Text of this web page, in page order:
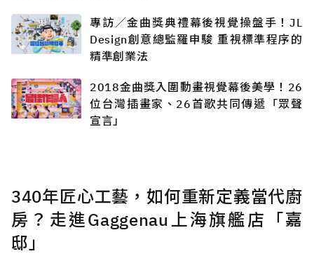
專訪／金曲獎典禮幕後視覺操盤手！JL
Design創意總監羅申駿 重視標準程序的
精準創業法
2018金曲獎入圍動畫視覺幕後美學！26
位台灣插畫家、26首歌共同傳遞「眾聲
宣言」
340年匠心工藝，如何重新定義當代廚
房？走進Gaggenau上海旗艦店「嘉
邸」